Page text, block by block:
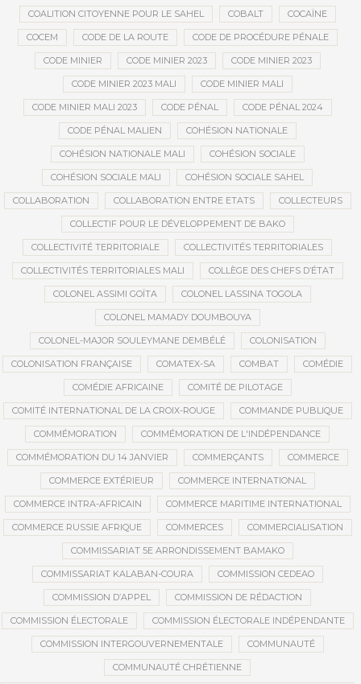
COALITION CITOYENNE POUR LE SAHEL COBALT COCAÏNE
COCEM CODE DE LA ROUTE CODE DE PROCÉDURE PÉNALE
CODE MINIER CODE MINIER 2023 CODE MINIER 2023
CODE MINIER 2023 MALI CODE MINIER MALI
CODE MINIER MALI 2023 CODE PÉNAL CODE PÉNAL 2024
CODE PÉNAL MALIEN COHÉSION NATIONALE
COHÉSION NATIONALE MALI COHÉSION SOCIALE
COHÉSION SOCIALE MALI COHÉSION SOCIALE SAHEL
COLLABORATION COLLABORATION ENTRE ETATS COLLECTEURS
COLLECTIF POUR LE DÉVELOPPEMENT DE BAKO
COLLECTIVITÉ TERRITORIALE COLLECTIVITÉS TERRITORIALES
COLLECTIVITÉS TERRITORIALES MALI COLLÈGE DES CHEFS D’ÉTAT
COLONEL ASSIMI GOÏTA COLONEL LASSINA TOGOLA
COLONEL MAMADY DOUMBOUYA
COLONEL-MAJOR SOULEYMANE DEMBÉLÉ COLONISATION
COLONISATION FRANÇAISE COMATEX-SA COMBAT COMÉDIE
COMÉDIE AFRICAINE COMITÉ DE PILOTAGE
COMITÉ INTERNATIONAL DE LA CROIX-ROUGE COMMANDE PUBLIQUE
COMMÉMORATION COMMÉMORATION DE L'INDÉPENDANCE
COMMÉMORATION DU 14 JANVIER COMMERÇANTS COMMERCE
COMMERCE EXTÉRIEUR COMMERCE INTERNATIONAL
COMMERCE INTRA-AFRICAIN COMMERCE MARITIME INTERNATIONAL
COMMERCE RUSSIE AFRIQUE COMMERCES COMMERCIALISATION
COMMISSARIAT 5E ARRONDISSEMENT BAMAKO
COMMISSARIAT KALABAN-COURA COMMISSION CEDEAO
COMMISSION D’APPEL COMMISSION DE RÉDACTION
COMMISSION ÉLECTORALE COMMISSION ÉLECTORALE INDÉPENDANTE
COMMISSION INTERGOUVERNEMENTALE COMMUNAUTÉ
COMMUNAUTÉ CHRÉTIENNE